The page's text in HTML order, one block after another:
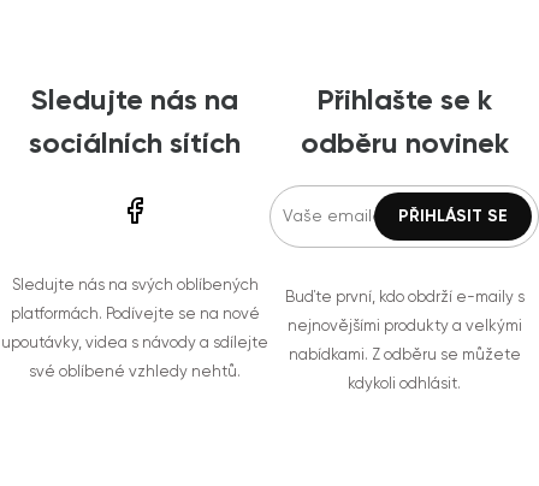
Sledujte nás na
sociálních sítích
Sledujte nás na svých oblíbených
platformách. Podívejte se na nové
upoutávky, videa s návody a sdílejte
své oblíbené vzhledy nehtů.
Přihlašte se k
odběru novinek
Buďte první, kdo obdrží e-maily s
nejnovějšími produkty a velkými
nabídkami. Z odběru se můžete
kdykoli odhlásit.